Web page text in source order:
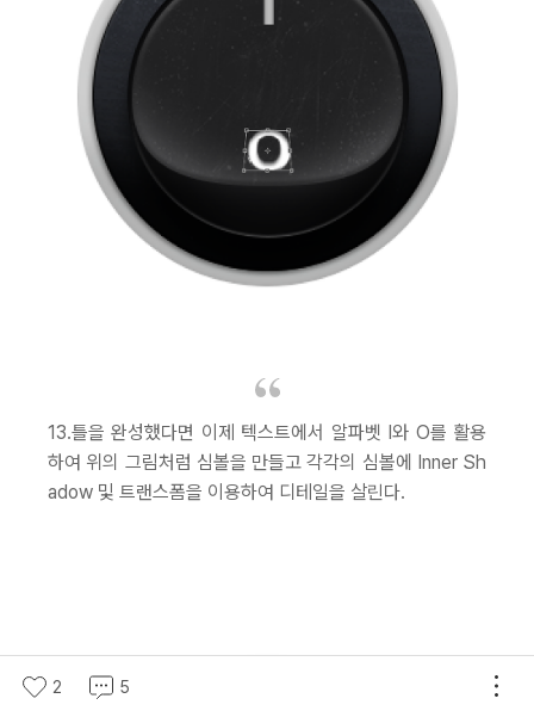
13.틀을 완성했다면 이제 텍스트에서 알파벳 I와 O를 활용
하여 위의 그림처럼 심볼을 만들고 각각의 심볼에 Inner Sh
adow 및 트랜스폼을 이용하여 디테일을 살린다.
2 5